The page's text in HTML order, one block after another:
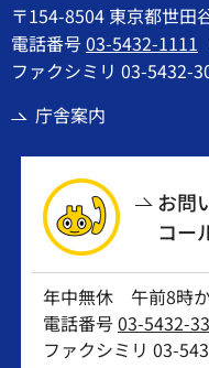
〒154-8504 東京都世田
電話番号03-5432-1111
ファクシミリ 03-5432-
庁舎案内
お問
コー
年中無休 午前8時
電話番号03-5432-
ファクシミリ 03-